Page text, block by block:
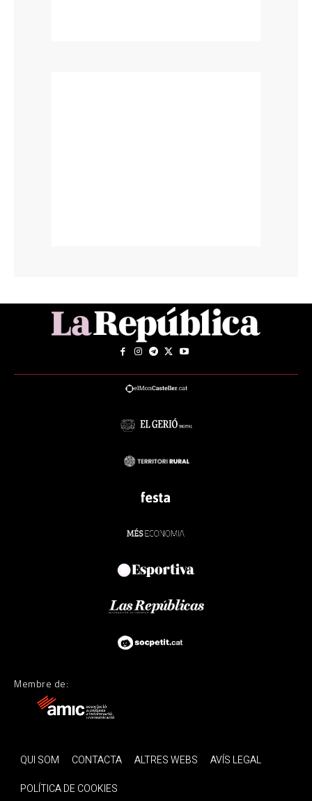
Membre de:
QUI SOM CONTACTA ALTRES WEBS
AVÍS LEGAL
POLÍTICA DE COOKIES